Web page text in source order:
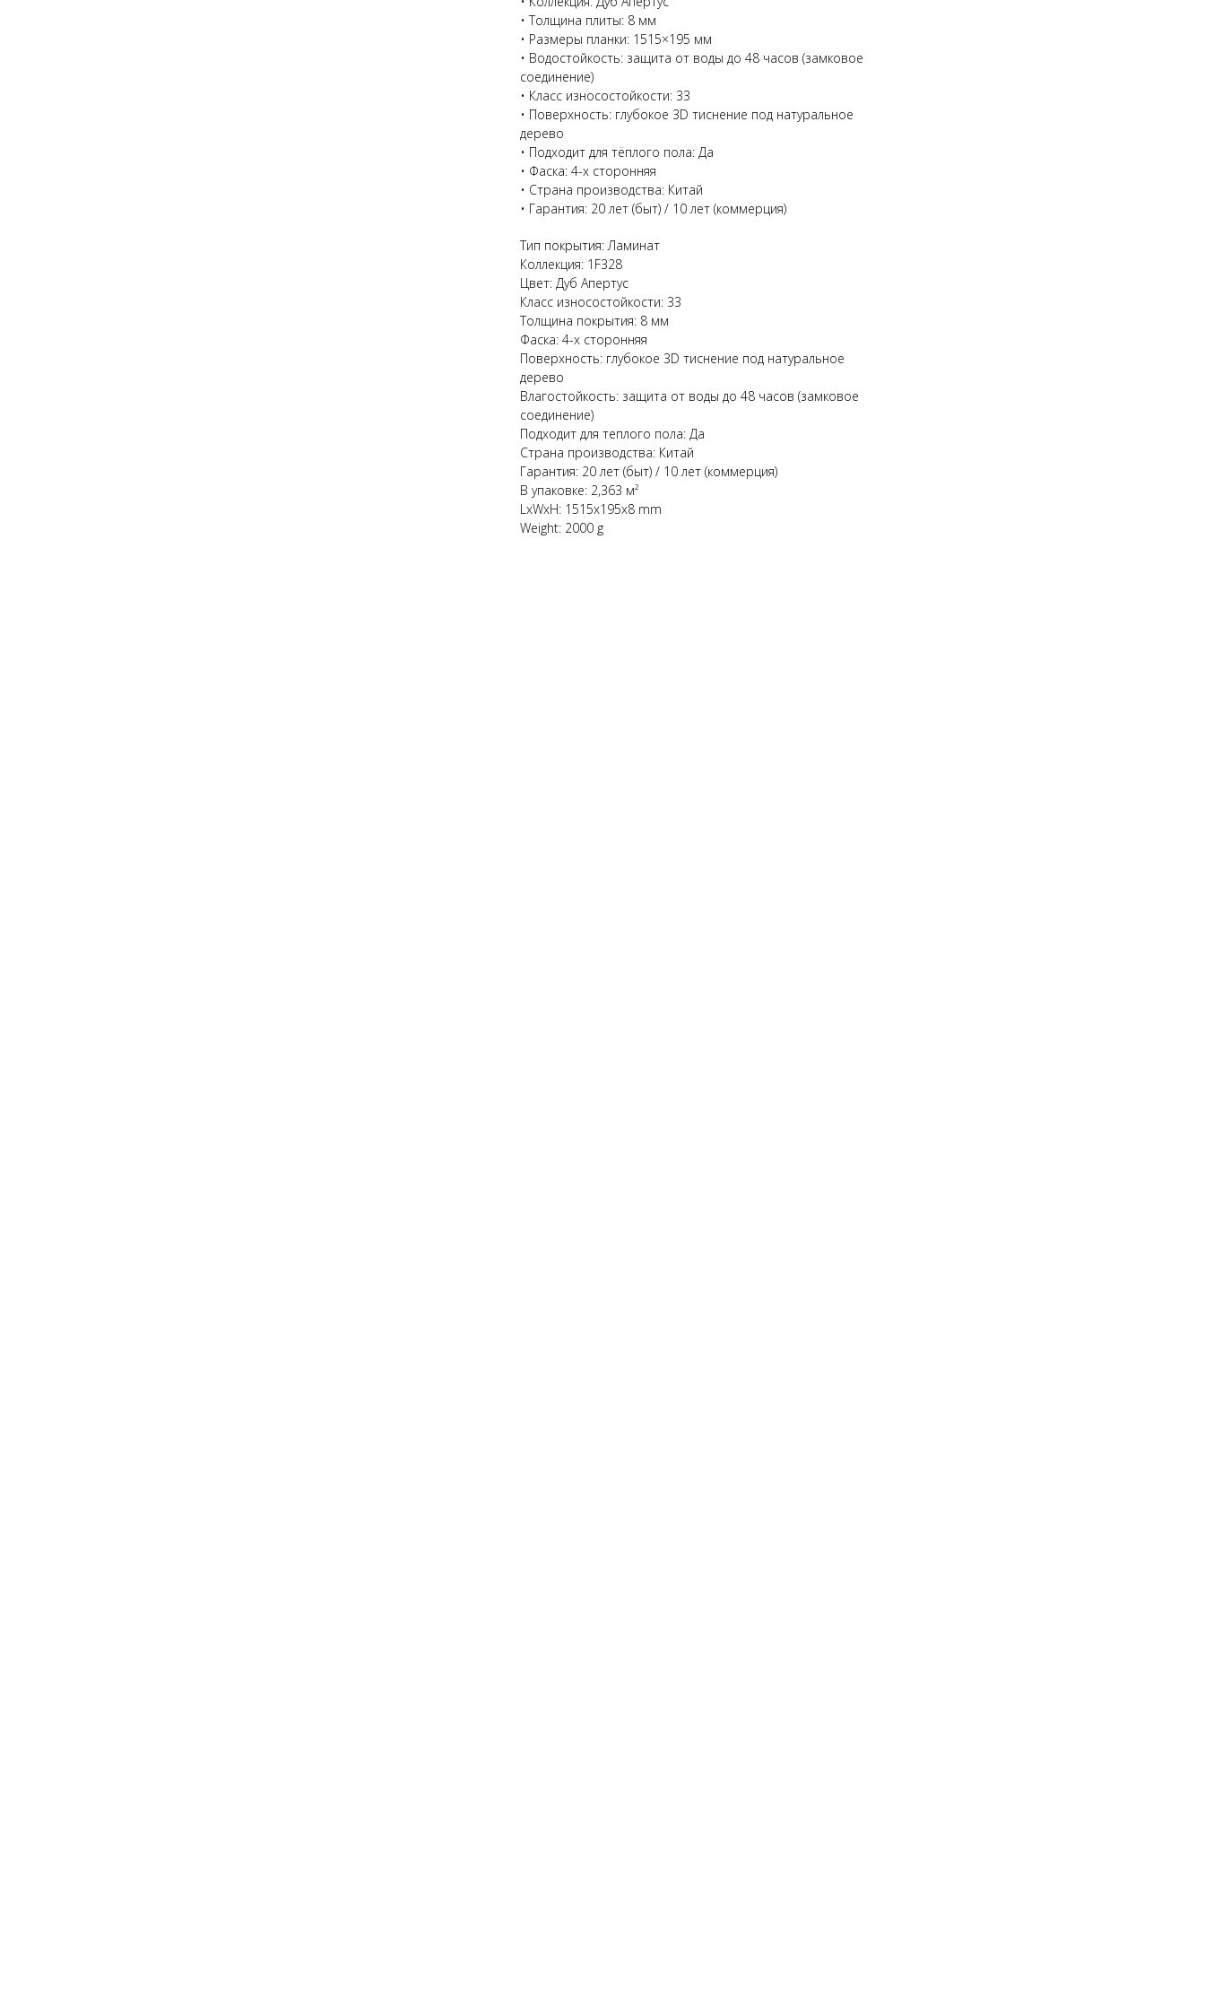
• Толщина плиты: 8 мм
• Размеры планки: 1515×195 мм
• Водостойкость: защита от воды до 48 часов (замковое
соединение)
• Класс износостойкости: 33
• Поверхность: глубокое 3D тиснение под натуральное
дерево
• Подходит для тёплого пола: Да
• Фаска: 4-х сторонняя
• Страна производства: Китай
• Гарантия: 20 лет (быт) / 10 лет (коммерция)
Тип покрытия: Ламинат
Коллекция: 1F328
Цвет: Дуб Апертус
Класс износостойкости: 33
Толщина покрытия: 8 мм
Фаска: 4-х сторонняя
Поверхность: глубокое 3D тиснение под натуральное
дерево
Влагостойкость: защита от воды до 48 часов (замковое
соединение)
Подходит для теплого пола: Да
Страна производства: Китай
Гарантия: 20 лет (быт) / 10 лет (коммерция)
В упаковке: 2,363 м²
LxWxH: 1515x195x8 mm
Weight: 2000 g